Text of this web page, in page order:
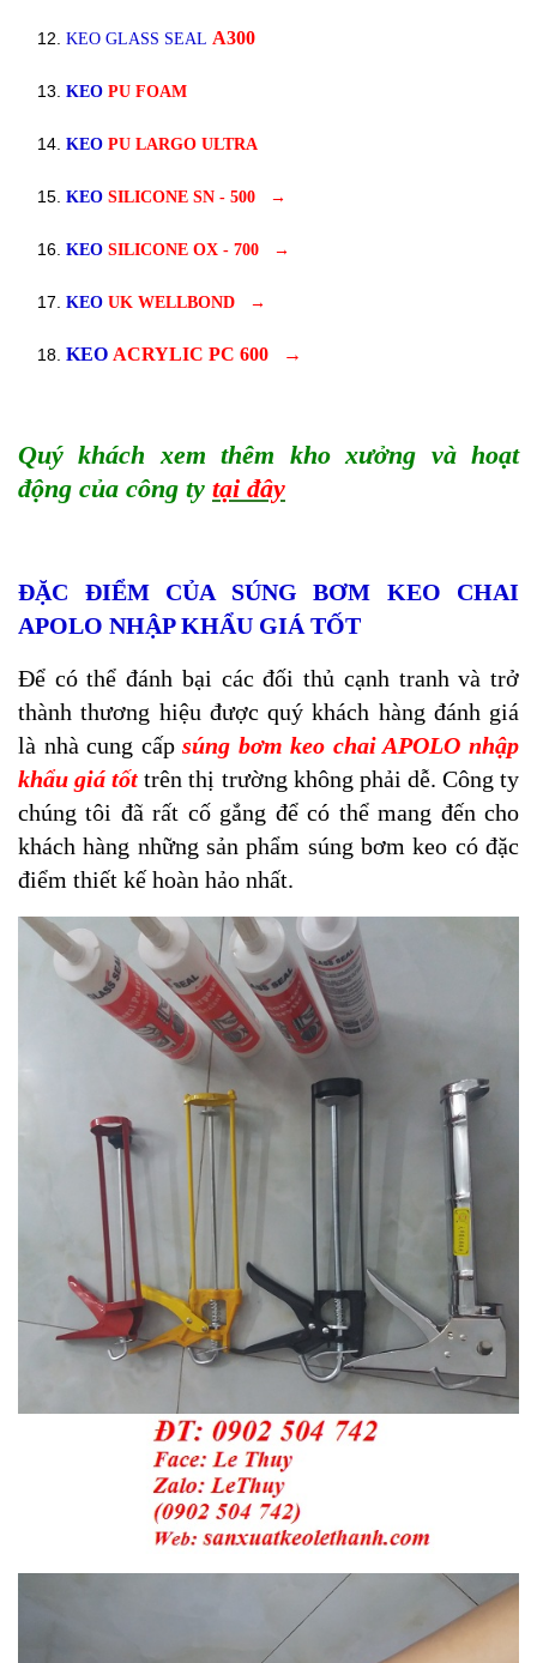
KEO GLASS SEAL A300
KEO PU FOAM
KEO PU LARGO ULTRA
KEO SILICONE SN - 500 →
KEO SILICONE OX - 700 →
KEO UK WELLBOND →
KEO ACRYLIC PC 600 →
Quý khách xem thêm kho xưởng và hoạt
động của công ty tại đây
ĐẶC ĐIỂM CỦA SÚNG BƠM KEO CHAI
APOLO NHẬP KHẨU GIÁ TỐT
Để có thể đánh bại các đối thủ cạnh tranh và trở
thành thương hiệu được quý khách hàng đánh giá
là nhà cung cấpsúng bơm keo chai APOLO nhập
khẩu giá tốt trên thị trường không phải dễ. Công ty
chúng tôi đã rất cố gắng để có thể mang đến cho
khách hàng những sản phẩm súng bơm keo có đặc
điểm thiết kế hoàn hảo nhất.